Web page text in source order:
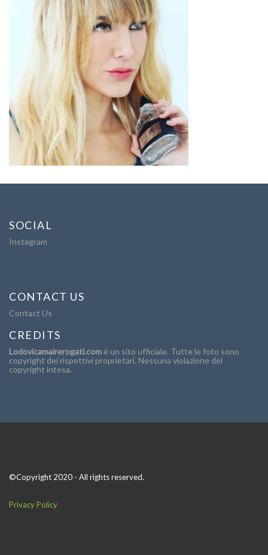
SOCIAL
Instagram
CONTACT US
Contact Us
CREDITS
Lodovicamairerogati.com è un sito ufficiale. Tutte le foto sono
copyright dei rispettivi proprietari. Nessuna violazione del
copyright intesa.
©Copyright 2020 - All rights reserved.
Privacy Policy